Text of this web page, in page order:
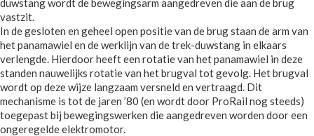
duwstang wordt de bewegingsarm aangedreven die aan de brug
vastzit.
In de gesloten en geheel open positie van de brug staan de arm van
het panamawiel en de werklijn van de trek-duwstang in elkaars
verlengde. Hierdoor heeft een rotatie van het panamawiel in deze
standen nauwelijks rotatie van het brugval tot gevolg. Het brugval
wordt op deze wijze langzaam versneld en vertraagd. Dit
mechanisme is tot de jaren ’80 (en wordt door ProRail nog steeds)
toegepast bij bewegingswerken die aangedreven worden door een
ongeregelde elektromotor.